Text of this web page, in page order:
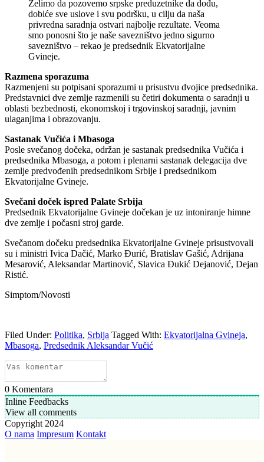
Želimo da pozovemo srpske preduzetnike da dođu,
dobiće sve uslove i svu podršku, u cilju da naša
privredna saradnja ostvari najbolje rezultate. Veoma
smo ponosni što je naše savezništvo jedno sigurno
savezništvo – rekao je predsednik Ekvatorijalne
Gvineje.
Razmena sporazuma
Razmenjeni su potpisani sporazumi u prisustvu dvojice predsednika.
Predstavnici dve zemlje razmenili su četiri dokumenta o saradnji u
oblasti bezbednosti, ekonomskoj i trgovinskoj saradnji, javnim
ulaganjima i obrazovanju.
Sastanak Vučića i Mbasoga
Posle svečanog dočeka, održan je sastanak predsednika Vučića i
predsednika Mbasoga, a potom i plenarni sastanak delegacija dve
zemlje predvođenih predsednikom Srbije i predsednikom
Ekvatorijalne Gvineje.
Svečani doček ispred Palate Srbija
Predsednik Ekvatorijalne Gvineje dočekan je uz intoniranje himne
dve zemlje i počasni stroj garde.
Svečanom dočeku predsednika Ekvatorijalne Gvineje prisustvovali
su i ministri Ivica Dačić, Marko Đurić, Bratislav Gašić, Adrijana
Mesarović, Aleksandar Martinović, Slavica Đukić Dejanović, Dejan
Ristić.
Simptom/Novosti
Filed Under: Politika, Srbija Tagged With: Ekvatorijalna Gvineja,
Mbasoga, Predsednik Aleksandar Vučić
0 Komentara
Inline Feedbacks
View all comments
Copyright 2024
O nama Impresum Kontakt